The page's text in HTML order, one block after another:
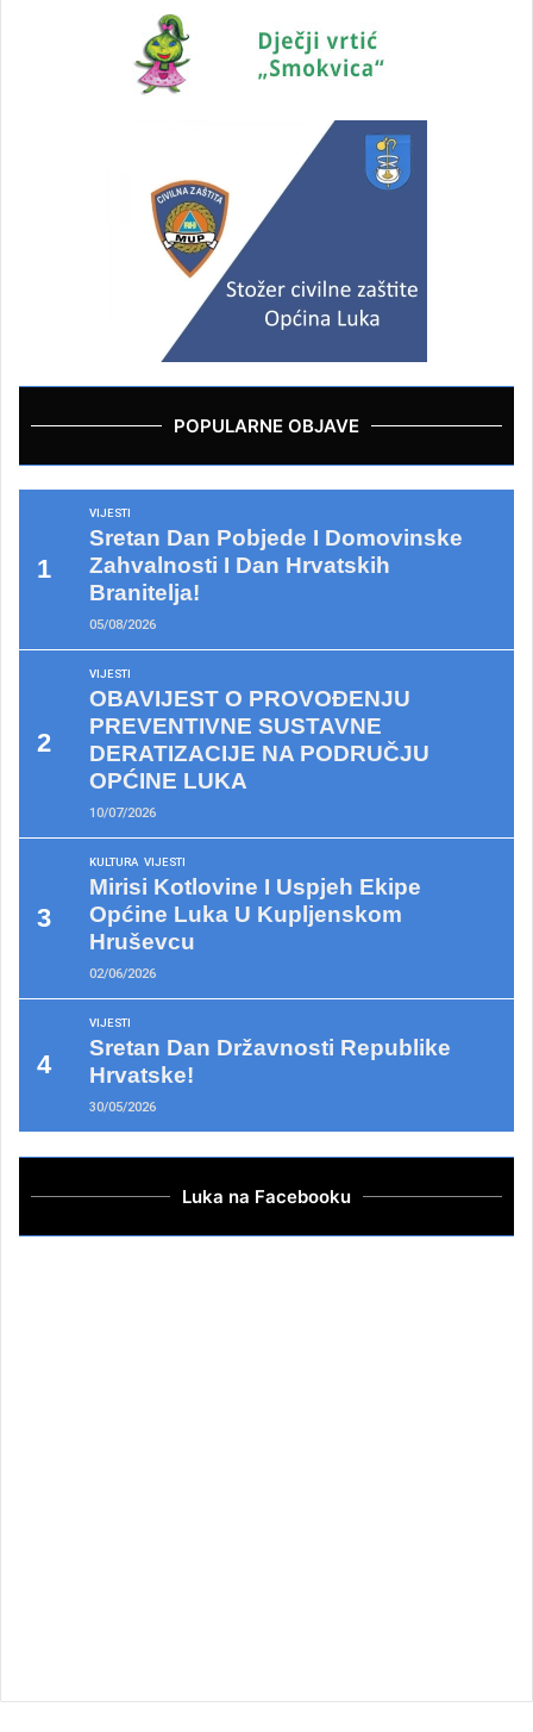
POPULARNE OBJAVE
VIJESTI
Sretan Dan Pobjede I Domovinske
Zahvalnosti I Dan Hrvatskih
Branitelja!
05/08/2026
VIJESTI
OBAVIJEST O PROVOĐENJU
PREVENTIVNE SUSTAVNE
DERATIZACIJE NA PODRUČJU
OPĆINE LUKA
10/07/2026
KULTURA VIJESTI
Mirisi Kotlovine I Uspjeh Ekipe
Općine Luka U Kupljenskom
Hruševcu
02/06/2026
VIJESTI
Sretan Dan Državnosti Republike
Hrvatske!
30/05/2026
Luka na Facebooku